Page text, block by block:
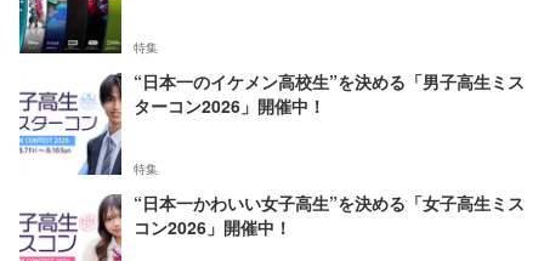
特集
“日本一のイケメン高校生”を決める「男子高生ミス
ターコン2026」開催中！
特集
“日本一かわいい女子高生”を決める「女子高生ミス
コン2026」開催中！